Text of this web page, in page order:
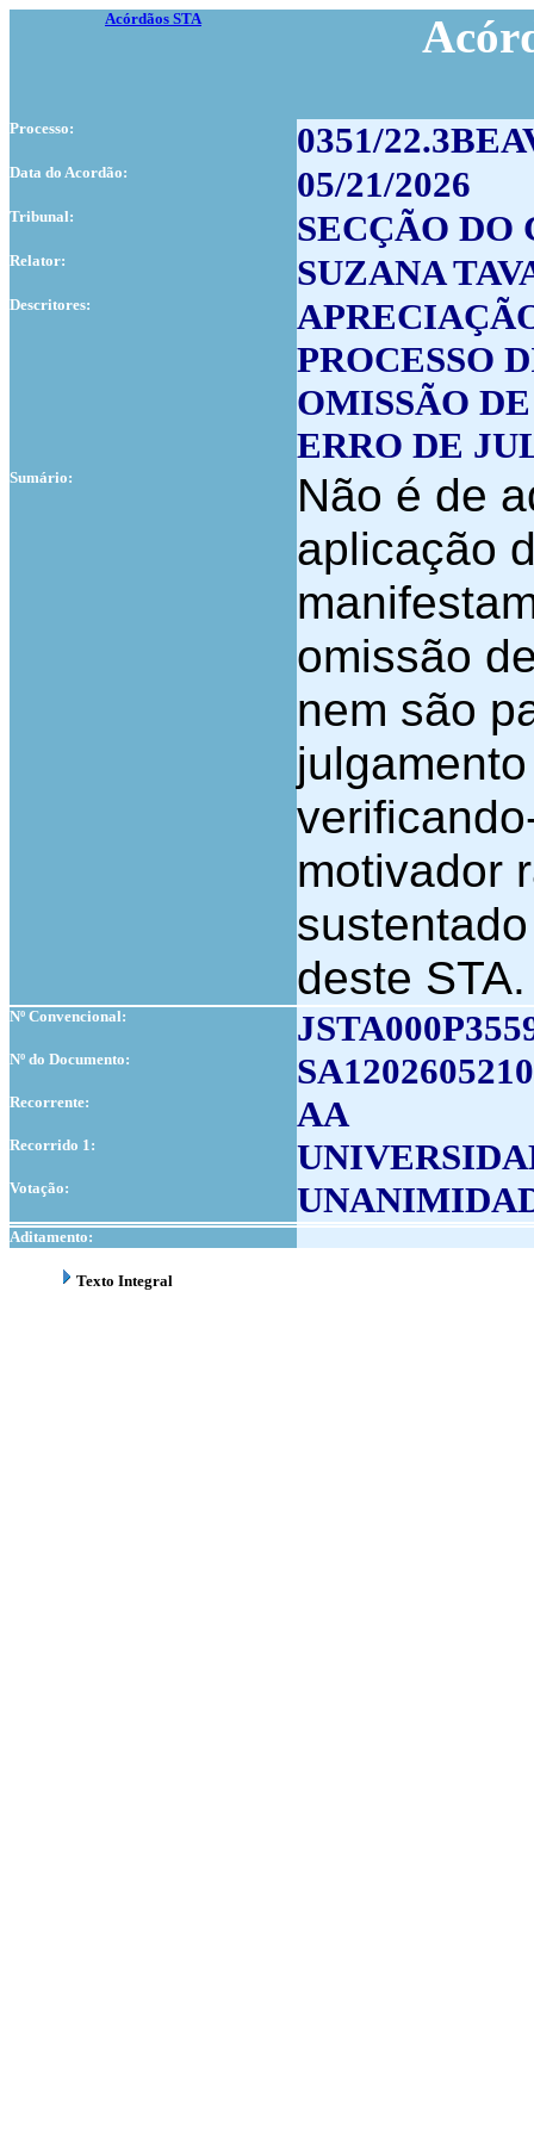
Acórdãos STA
Processo: 0351/
Data do Acordão: 05/21/2026
Tribunal: SECÇÃO
Relator: SUZANA
Descritores:
PROCESSO
OMISSÃO
ERRO DE
Sumário:
Não é de
aplicação
omissão
nem são
motivador
deste STA.
Nº Convencional:
Nº do Documento:
Recorrente: AA
Recorrido 1:
Votação:
Aditamento:
Texto Integral